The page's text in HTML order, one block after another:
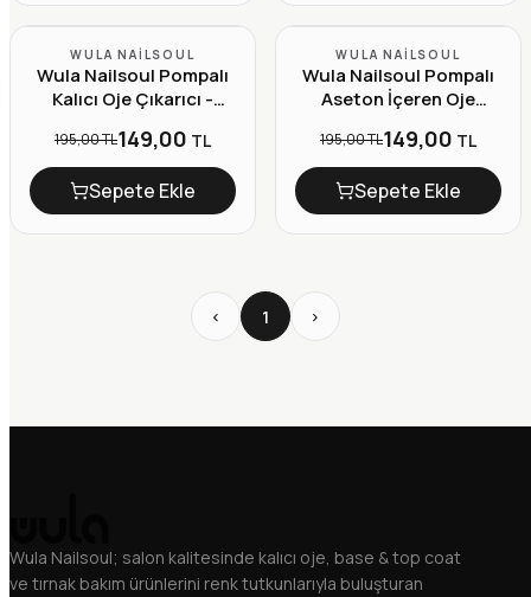
-%24
WULA NAILSOUL
Wula Nailsoul Pompalı
Kalıcı Oje Çıkarıcı -
195,00 TL149,00 TL
Sepete Ekle
-%24
WULA NAILSOUL
Wula Nailsoul Pompalı
Aseton İçeren Oje
195,00 TL149,00 TL
Sepete Ekle
1
Wula Nailsoul; salon kalitesinde kalıcı oje, base & top coat
ve tırnak bakım ürünlerini renk tutkunlarıyla buluşturan